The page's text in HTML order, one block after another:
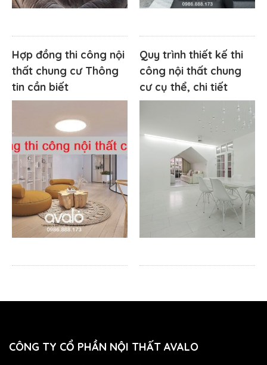
Hợp đồng thi công nội
thất chung cư Thông
tin cần biết
Quy trình thiết kế thi
công nội thất chung
cư cụ thể, chi tiết
CÔNG TY CỔ PHẦN NỘI THẤT AVALO